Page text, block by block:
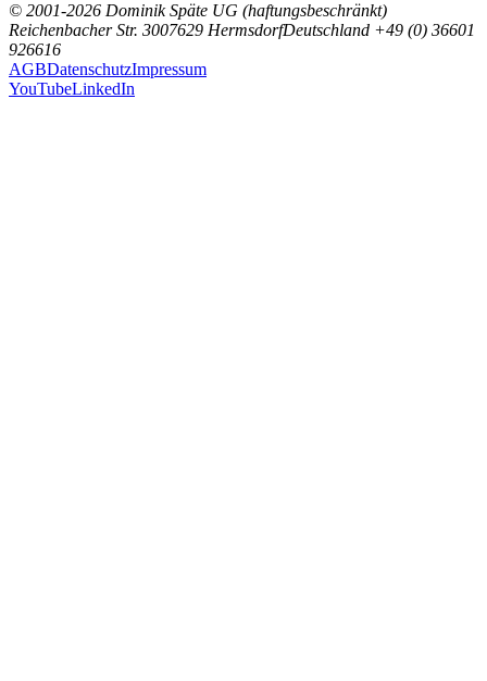
© 2001-2026 Dominik Späte UG (haftungsbeschränkt)
Reichenbacher Str. 3007629 HermsdorfDeutschland +49 (0) 36601
926616
AGBDatenschutzImpressum
YouTubeLinkedIn